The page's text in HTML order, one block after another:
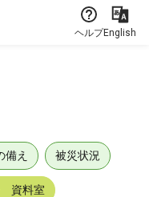
ヘルプEnglish
備え 被災状況
資料室